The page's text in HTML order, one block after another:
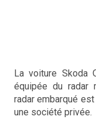
La voiture Skoda
équipée du radar
radar embarqué
une société privée.